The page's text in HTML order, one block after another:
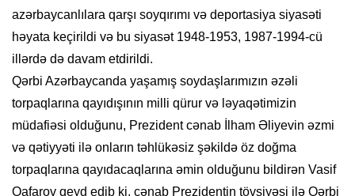
azərbaycanlılara qarşı soyqırımı və deportasiya siyasəti
həyata keçirildi və bu siyasət 1948-1953, 1987-1994-cü
illərdə də davam etdirildi.
Qərbi Azərbaycanda yaşamış soydaşlarımızın əzəli
torpaqlarına qayıdışının milli qürur və ləyaqətimizin
müdafiəsi olduğunu, Prezident cənab İlham Əliyevin əzmi
və qətiyyəti ilə onların təhlükəsiz şəkildə öz doğma
torpaqlarına qayıdacaqlarına əmin olduğunu bildirən Vasif
Qafarov qeyd edib ki, cənab Prezidentin tövsiyəsi ilə Qərbi